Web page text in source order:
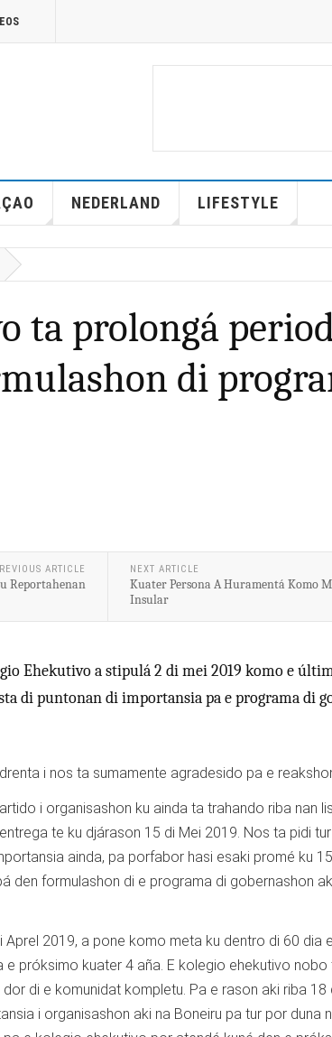
NEDERLAND LIFESTYLE
ta prolongá
di
ARTICLE
Reportahenan
NEXT ARTICLE
Kuater Persona A Huramentá Komo
Insular
Ehekutivo a stipulá 2 di mei 2019 komo e
di puntonan di importansia pa e programa di
i nos ta sumamente agradesido pa e
i organisashon ku ainda ta trahando riba nan
te ku djárason 15 di Mei 2019. Nos ta pidi
ainda, pa porfabor hasi esaki promé ku
den formulashon di e programa di gobernashon
Aprel 2019, a pone komo meta ku dentro di 60 dia
próksimo kuater 4 aña. E kolegio ehekutivo nobo
di e komunidat kompletu. Pa e rason aki riba
i organisashon aki na Boneiru pa tur por duna